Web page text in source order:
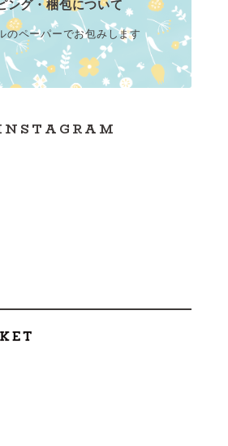
ング・梱包について
のペーパーでお包みします